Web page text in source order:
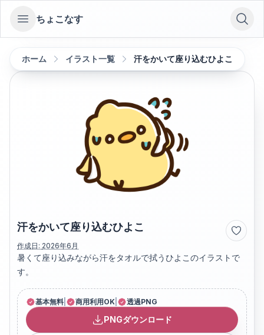
Open sidebar
ちょこなす
ホーム イラスト一覧 汗をかいて座り込むひよこ
汗をかいて座り込むひよこ
作成日: 2026年6月
暑くて座り込みながら汗をタオルで拭うひよこのイラストで
す。
基本無料 商用利用OK 透過PNG
PNGダウンロード